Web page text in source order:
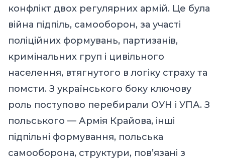
конфлікт двох регулярних армій. Це була
війна підпіль, самооборон, за участі
поліційних формувань, партизанів,
кримінальних груп і цивільного
населення, втягнутого в логіку страху та
помсти. З українського боку ключову
роль поступово перебирали ОУН і УПА. З
польського — Армія Крайова, інші
підпільні формування, польська
самооборона, структури, пов’язані з